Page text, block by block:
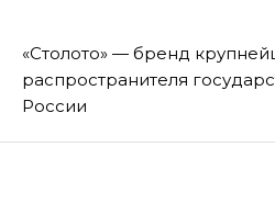
«Столото» — бренд
распространителя
России